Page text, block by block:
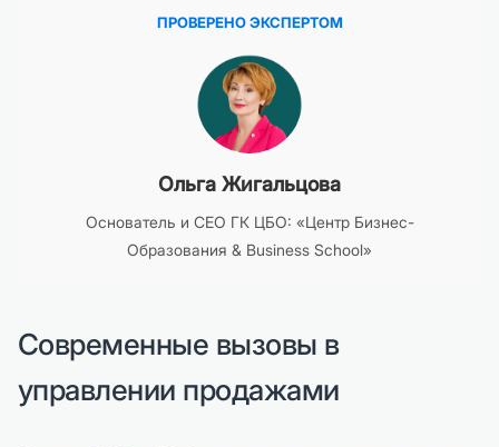
ПРОВЕРЕНО ЭКСПЕРТОМ
Ольга Жигальцова
Основатель и CEO ГК ЦБО: «Центр Бизнес-
Образования & Business School»
Современные вызовы в
управлении продажами